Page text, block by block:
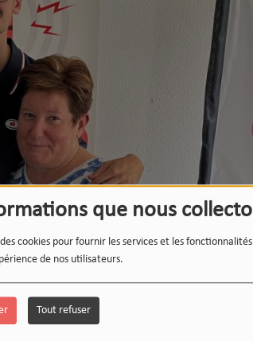
que nous
cookies pour fournir les services et les
de nos utilisateurs.
Tout refuser